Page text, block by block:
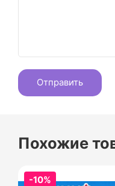
Похожие
-10%